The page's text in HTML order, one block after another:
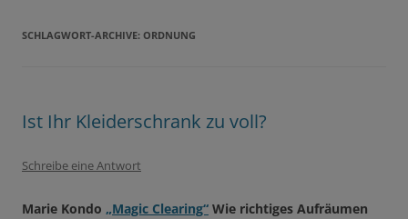
SCHLAGWORT-ARCHIVE: ORDNUNG
Ist Ihr Kleiderschrank zu voll?
Schreibe eine Antwort
Marie Kondo „Magic Clearing“ Wie richtiges Aufräumen